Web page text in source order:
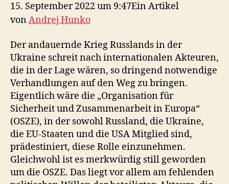
15. September 2022 um 9:47Ein Artikel
vonAndrej Hunko
Der andauernde Krieg Russlands in der
Ukraine schreit nach internationalen Akteuren,
die in der Lage wären, so dringend notwendige
Verhandlungen auf den Weg zu bringen.
Eigentlich wäre die „Organisation für
Sicherheit und Zusammenarbeit in Europa“
(OSZE), in der sowohl Russland, die Ukraine,
die EU-Staaten und die USA Mitglied sind,
prädestiniert, diese Rolle einzunehmen.
Gleichwohl ist es merkwürdig still geworden
um die OSZE. Das liegt vor allem am fehlenden